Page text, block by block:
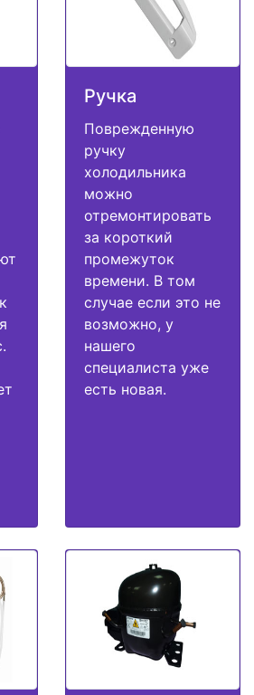
Ручка
Поврежденную
ручку
холодильника
можно
отремонтировать
за короткий
промежуток
времени. В том
случае если это не
возможно, у
нашего
специалиста уже
есть новая.